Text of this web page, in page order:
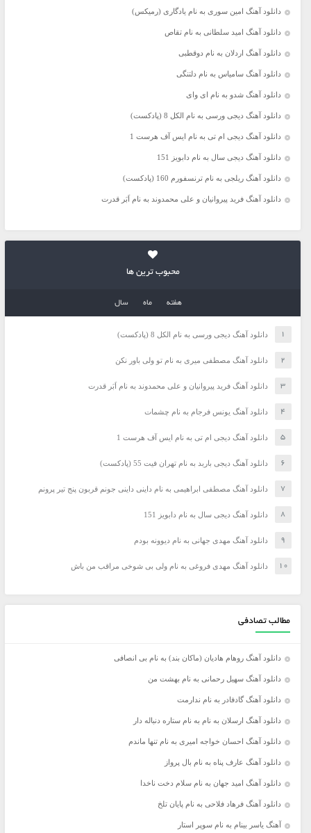
دانلود آهنگ امین سوری به نام یادگاری (رمیکس)
دانلود آهنگ امید سلطانی به نام تقاص
دانلود آهنگ اردلان به نام دوقطبی
دانلود آهنگ سامیاس به نام دلتنگی
دانلود آهنگ شدو به نام ای وای
دانلود آهنگ دیجی ورسی به نام الکل 8 (پادکست)
دانلود آهنگ دیجی ام تی به نام ایس آف هرست 1
دانلود آهنگ دیجی سال به نام دابویز 151
دانلود آهنگ ریلجی به نام ترنسفورم 160 (پادکست)
دانلود آهنگ فرید پیروانیان و علی محمدوند به نام اَبَر قدرت
محبوب ترین ها
هفته ماه سال
دانلود آهنگ دیجی ورسی به نام الکل 8 (پادکست)
دانلود آهنگ مصطفی میری به نام تو ولی باور نکن
دانلود آهنگ فرید پیروانیان و علی محمدوند به نام اَبَر قدرت
دانلود آهنگ یونس فرجام به نام چشمات
دانلود آهنگ دیجی ام تی به نام ایس آف هرست 1
دانلود آهنگ دیجی باربد به نام تهران فیت 55 (پادکست)
دانلود آهنگ مصطفی ابراهیمی به نام داینی داینی جونم قربون پنج تیر پرونم
دانلود آهنگ دیجی سال به نام دابویز 151
دانلود آهنگ مهدی جهانی به نام دیوونه بودم
دانلود آهنگ مهدی فروغی به نام ولی بی شوخی مراقب من باش
مطالب تصادفی
دانلود آهنگ روهام هادیان (ماکان بند) به نام بی انصافی
دانلود آهنگ سهیل رحمانی به نام بهشت من
دانلود آهنگ گادفادر به نام ندارمت
دانلود آهنگ ارسلان به نام به نام ستاره دنباله دار
دانلود آهنگ احسان خواجه امیری به نام تنها ماندم
دانلود آهنگ عارف پناه به نام بال پرواز
دانلود آهنگ امید جهان به نام سلام دخت ناخدا
دانلود آهنگ فرهاد فلاحی به نام پایان تلخ
آهنگ یاسر بینام به نام سوپر استار